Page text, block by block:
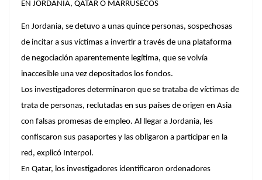
EN JORDANIA, QATAR O MARRUSECOS
En Jordania, se detuvo a unas quince personas, sospechosas
de incitar a sus víctimas a invertir a través de una plataforma
de negociación aparentemente legítima, que se volvía
inaccesible una vez depositados los fondos.
Los investigadores determinaron que se trataba de víctimas de
trata de personas, reclutadas en sus países de origen en Asia
con falsas promesas de empleo. Al llegar a Jordania, les
confiscaron sus pasaportes y las obligaron a participar en la
red, explicó Interpol.
En Qatar, los investigadores identificaron ordenadores